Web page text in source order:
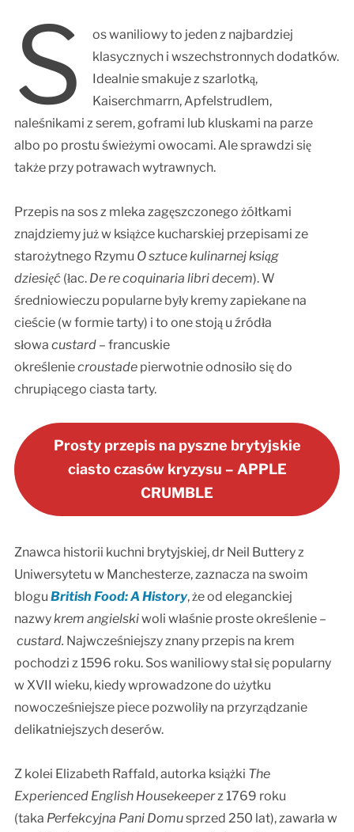
S
os waniliowy to jeden z najbardziej
klasycznych i wszechstronnych dodatków.
Idealnie smakuje z szarlotką,
Kaiserchmarrn, Apfelstrudlem,
naleśnikami z serem, goframi lub kluskami na parze
albo po prostu świeżymi owocami. Ale sprawdzi się
także przy potrawach wytrawnych.
Przepis na sos z mleka zagęszczonego żółtkami
znajdziemy już w książce kucharskiej przepisami ze
starożytnego Rzymu O sztuce kulinarnej ksiąg
dziesięć(łac. De re coquinaria libri decem). W
średniowieczu popularne były kremy zapiekane na
cieście (w formie tarty) i to one stoją u źródła
słowa custard– francuskie
określeniecroustadepierwotnie odnosiło się do
chrupiącego ciasta tarty.
Prosty przepis na pyszne brytyjskie
ciasto czasów kryzysu – APPLE
CRUMBLE
Znawca historii kuchni brytyjskiej, dr Neil Buttery z
Uniwersytetu w Manchesterze, zaznacza na swoim
blogu British Food: A History, że od eleganckiej
nazwykrem angielskiwoli właśnie proste określenie –
custard. Najwcześniejszy znany przepis na krem
pochodzi z 1596 roku. Sos waniliowy stał się popularny
w XVII wieku, kiedy wprowadzone do użytku
nowocześniejsze piece pozwoliły na przyrządzanie
delikatniejszych deserów.
Z kolei Elizabeth Raffald, autorka książki The
Experienced English Housekeeperz 1769 roku
(taka Perfekcyjna Pani Domusprzed 250 lat), zawarła w